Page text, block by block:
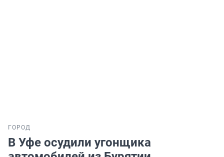
ГОРОД
В Уфе осудили угонщика